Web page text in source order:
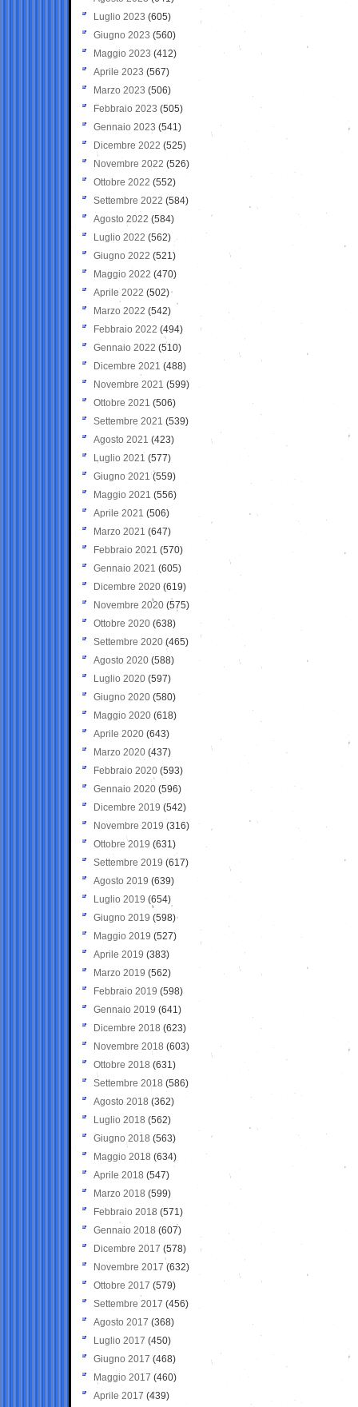
Luglio 2023 (605)
Giugno 2023 (560)
Maggio 2023 (412)
Aprile 2023 (567)
Marzo 2023 (506)
Febbraio 2023 (505)
Gennaio 2023 (541)
Dicembre 2022 (525)
Novembre 2022 (526)
Ottobre 2022 (552)
Settembre 2022 (584)
Agosto 2022 (584)
Luglio 2022 (562)
Giugno 2022 (521)
Maggio 2022 (470)
Aprile 2022 (502)
Marzo 2022 (542)
Febbraio 2022 (494)
Gennaio 2022 (510)
Dicembre 2021 (488)
Novembre 2021 (599)
Ottobre 2021 (506)
Settembre 2021 (539)
Agosto 2021 (423)
Luglio 2021 (577)
Giugno 2021(559)
Maggio 2021 (556)
Aprile 2021 (506)
Marzo 2021 (647)
Febbraio 2021 (570)
Gennaio 2021 (605)
Dicembre 2020 (619)
Novembre 2020 (575)
Ottobre 2020 (638)
Settembre 2020(465)
Agosto 2020 (588)
Luglio 2020 (597)
Giugno 2020 (580)
Maggio 2020 (618)
Aprile 2020 (643)
Marzo 2020 (437)
Febbraio 2020 (593)
Gennaio 2020 (596)
Dicembre 2019 (542)
Novembre 2019 (316)
Ottobre 2019 (631)
Settembre 2019 (617)
Agosto 2019 (639)
Luglio 2019 (654)
Giugno 2019 (598)
Maggio 2019 (527)
Aprile 2019 (383)
Marzo 2019 (562)
Febbraio 2019 (598)
Gennaio 2019 (641)
Dicembre 2018 (623)
Novembre 2018 (603)
Ottobre 2018 (631)
Settembre 2018 (586)
Agosto 2018 (362)
Luglio 2018 (562)
Giugno 2018 (563)
Maggio 2018 (634)
Aprile 2018 (547)
Marzo 2018 (599)
Febbraio 2018 (571)
Gennaio 2018 (607)
Dicembre 2017 (578)
Novembre 2017 (632)
Ottobre 2017 (579)
Settembre 2017 (456)
Agosto 2017 (368)
Luglio 2017 (450)
Giugno 2017 (468)
Maggio 2017 (460)
Aprile 2017 (439)